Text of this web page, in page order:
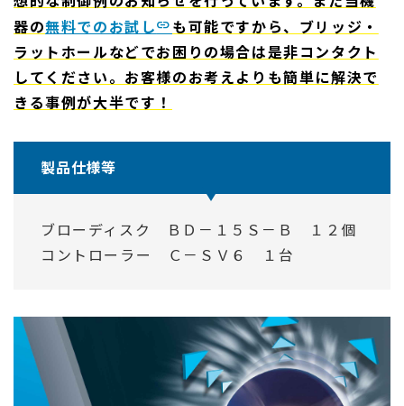
器の無料でのお試し
も可能ですから、ブリッジ・
ラットホールなどでお困りの場合は是非コンタクト
してください。お客様のお考えよりも簡単に解決で
きる事例が大半です！
製品仕様等
ブローディスク ＢＤ－１５Ｓ－Ｂ １２個
コントローラー Ｃ－ＳＶ６ １台